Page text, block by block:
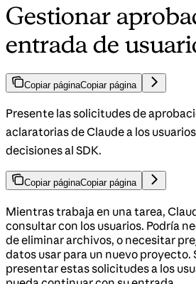
Gestionar
entrada de
Copiar páginaCopiar página
Presente las solicitudes de
aclaratorias de Claude a los
decisiones al SDK.
Copiar páginaCopiar página
Mientras trabaja en una tarea,
consultar con los usuarios. Podría
de eliminar archivos, o necesitar
datos usar para un nuevo proyecto.
presentar estas solicitudes a los